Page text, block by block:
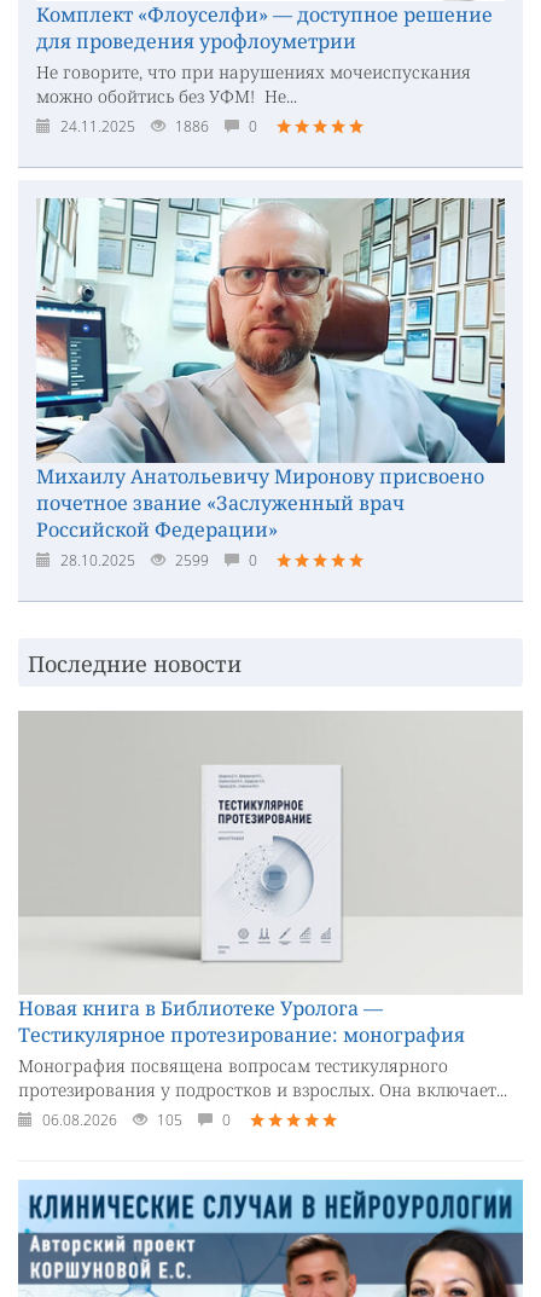
Комплект «Флоуселфи» — доступное решение
для проведения урофлоуметрии
Не говорите, что при нарушениях мочеиспускания
можно обойтись без УФМ! Не...
24.11.2025 1886 0
Михаилу Анатольевичу Миронову присвоено
почетное звание «Заслуженный врач
Российской Федерации»
28.10.2025 2599 0
Последние новости
Новая книга в Библиотеке Уролога —
Тестикулярное протезирование: монография
Монография посвящена вопросам тестикулярного
протезирования у подростков и взрослых. Она включает...
06.08.2026 105 0